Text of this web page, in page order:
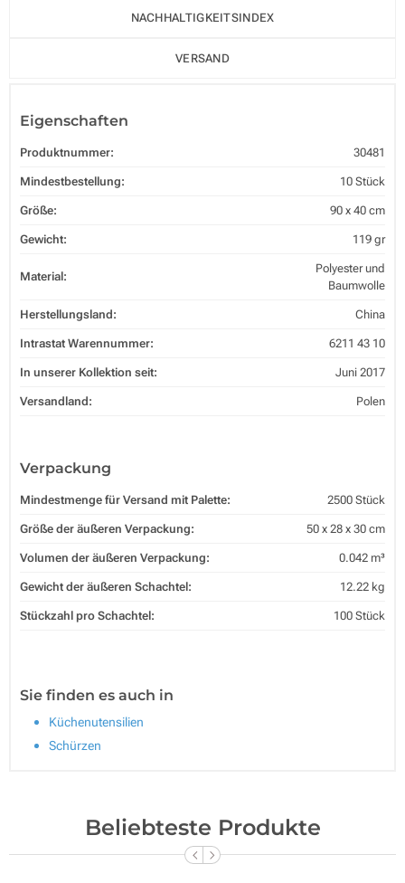
NACHHALTIGKEITSINDEX
VERSAND
Eigenschaften
Produktnummer: 30481
Mindestbestellung: 10 Stück
Größe: 90 x 40 cm
Gewicht: 119 gr
Material:
Polyester und
Baumwolle
Herstellungsland: China
Intrastat Warennummer: 6211 43 10
In unserer Kollektion seit: Juni 2017
Versandland: Polen
Verpackung
Mindestmenge für Versand mit Palette: 2500 Stück
Größe der äußeren Verpackung: 50 x 28 x 30 cm
Volumen der äußeren Verpackung: 0.042 m³
Gewicht der äußeren Schachtel: 12.22 kg
Stückzahl pro Schachtel: 100 Stück
Sie finden es auch in
Küchenutensilien
Schürzen
Beliebteste Produkte